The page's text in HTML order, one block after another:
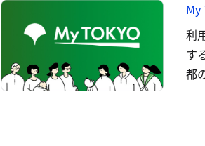
My
利
す
都